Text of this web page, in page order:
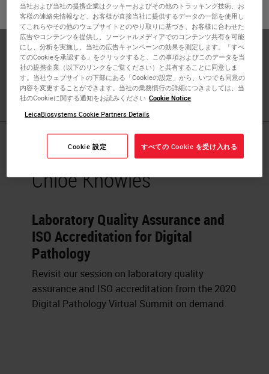
はい また いいえ
Chloe Knowles is a Biomedical Scientist in Histopathology
at St James’s University Hospital in Leeds. In 2019, Chloe
was awarded the 'rising star' award by the Advancing
Healthcare Awards (AHA), for her role in digitizing the
pathology laboratory at St James’s University Hospital in
Leeds.
Published Pieces by
Chloe Knowles
Laboratory Quality Assurance and
ISO Accreditation for Digital
Pathology
Revisit our session on laboratory quality
assurance and ISO accreditation from the 2020
Digital Pathology Virtual Summit on demand.
当社および当社の提携企業はクッキーおよびその他のトラッキング技術、お
客様の連絡先情報など、お客様が直接当社に提供するデータの一部を使用し
てこれらやその他のウェブサイトとのやり取りに基づき、お客様に合わせた
広告やコンテンツを提供し、ソーシャルメディアでのコンテンツ共有を可能
にし、分析を実施し、当社の広告キャンペーンの効果を測定します。「すべ
てのCookieを承認する」をクリックすると、この事項およびこのデータを当
社の提携企業（以下のリンクをご覧ください）と共有することに同意しま
す。当社ウェブサイトの下部にある「Cookieの設定」から、いつでも同意の
内容を変更することができます。当社の業務慣行の詳細につきましては、当
社のCookieに関する通知をお読みください Cookie Notice
LeicaBiosystems Cookie Partners Details
Cookie 設定 すべての Cookie を受け入れる